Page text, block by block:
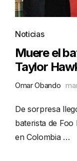
Noticias
Muere el
Taylor
Omar Obando
De sorpresa
baterista de
en Colombia …